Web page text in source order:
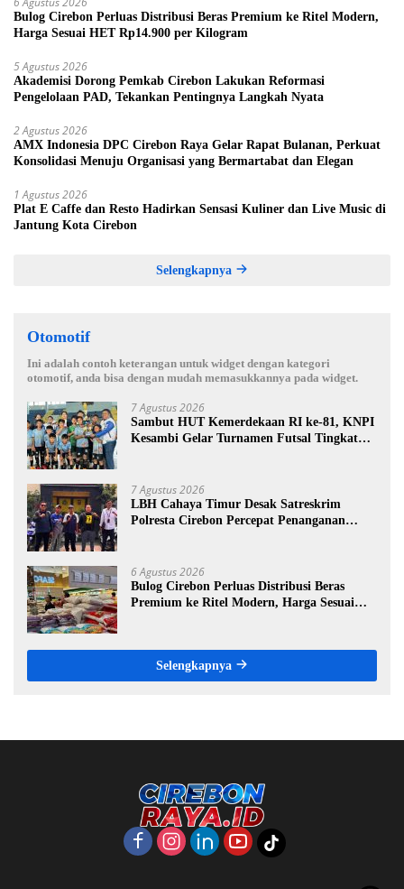
Bulog Cirebon Perluas Distribusi Beras Premium ke Ritel Modern,
Harga Sesuai HET Rp14.900 per Kilogram
5 Agustus 2026
Akademisi Dorong Pemkab Cirebon Lakukan Reformasi
Pengelolaan PAD, Tekankan Pentingnya Langkah Nyata
2 Agustus 2026
AMX Indonesia DPC Cirebon Raya Gelar Rapat Bulanan, Perkuat
Konsolidasi Menuju Organisasi yang Bermartabat dan Elegan
1 Agustus 2026
Plat E Caffe dan Resto Hadirkan Sensasi Kuliner dan Live Music di
Jantung Kota Cirebon
Selengkapnya
Otomotif
Ini adalah contoh keterangan untuk widget dengan kategori
otomotif, anda bisa dengan mudah memasukkannya pada widget.
7 Agustus 2026
Sambut HUT Kemerdekaan RI ke-81, KNPI
Kesambi Gelar Turnamen Futsal Tingkat
7 Agustus 2026
LBH Cahaya Timur Desak Satreskrim
Polresta Cirebon Percepat Penanganan
6 Agustus 2026
Bulog Cirebon Perluas Distribusi Beras
Premium ke Ritel Modern, Harga Sesuai
Selengkapnya